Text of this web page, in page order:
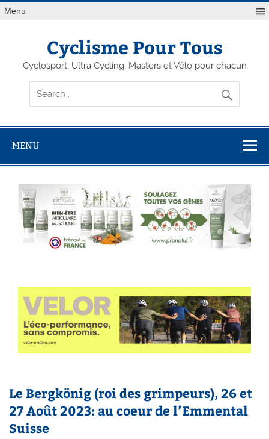
Menu
Cyclisme Pour Tous
Cyclosport, Ultra Cycling, Masters et Vélo pour chacun
MENU
Le Bergkönig (roi des grimpeurs), 26 et
27 Août 2023: au coeur de l’Emmental
Suisse